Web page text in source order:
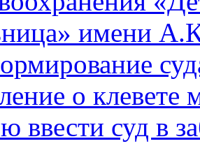
имени
о клевете
ввести суд в